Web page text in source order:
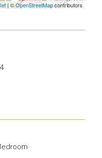
| ©OpenStreetMapcontributors